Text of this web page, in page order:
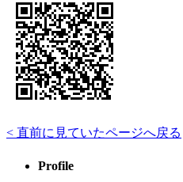
< 直前に見ていたページへ戻る
Profile